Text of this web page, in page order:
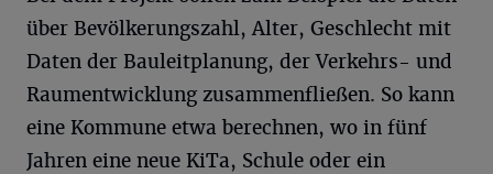
über Bevölkerungszahl, Alter, Geschlecht mit
Daten der Bauleitplanung, der Verkehrs- und
Raumentwicklung zusammenfließen. So kann
eine Kommune etwa berechnen, wo in fünf
Jahren eine neue KiTa, Schule oder ein